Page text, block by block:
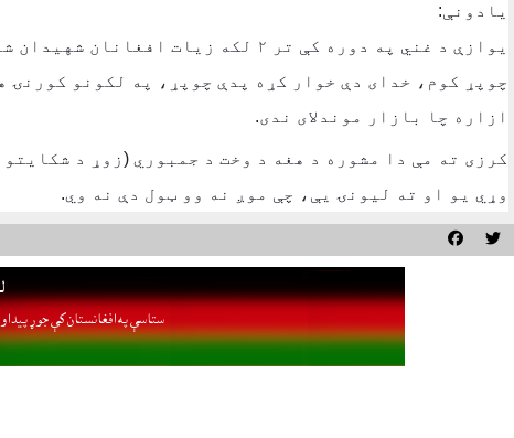
يادونې:
يوازې د غني په دوره کې تر ٢ لکه
چوپړ کوم، خداى دې خوار کړه پدې چوپړ، په لکونو کورنۍ
ازاره چا بازار موندلاى ندى.
کرزى ته مې دا مشوره د هغه د وخت د جمبوري (زوړ د
وړي يو او ته ليونۍ يې، چې موږ نه وو ټول دې نه وي.
 
ستاسې په افغانستان کې جوړ